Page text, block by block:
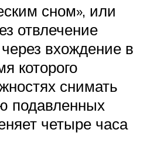
сном», или
отвлечение
вхождение в
которого
снимать
подавленных
четыре часа